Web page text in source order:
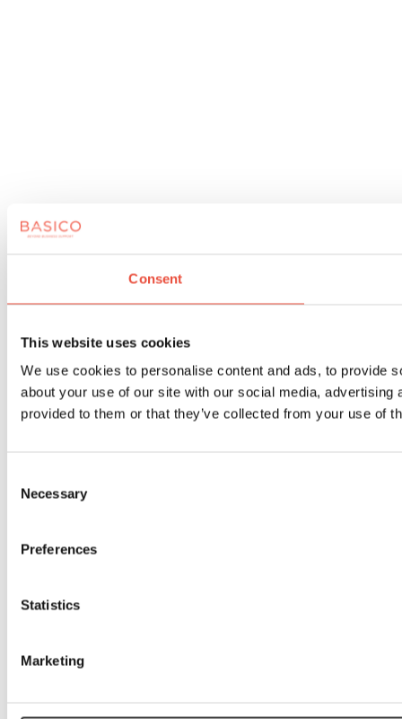
Consent
This website uses cookies
We use cookies to personalise content and ads, to provide
about your use of our site with our social media,
provided to them or that they’ve collected from your use of
Selection
Necessary
Preferences
Statistics
Marketing